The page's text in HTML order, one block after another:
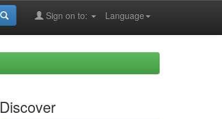
Language
Sign on to:
Discover